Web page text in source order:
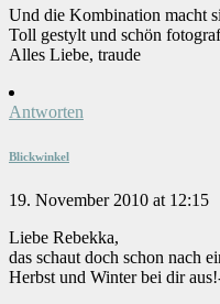
Und die Kombination macht
Toll gestylt und schön
Alles Liebe, traude
Antworten
Blickwinkel
19. November 2010 at 12:15
Liebe Rebekka,
das schaut doch schon nach
Herbst und Winter bei dir